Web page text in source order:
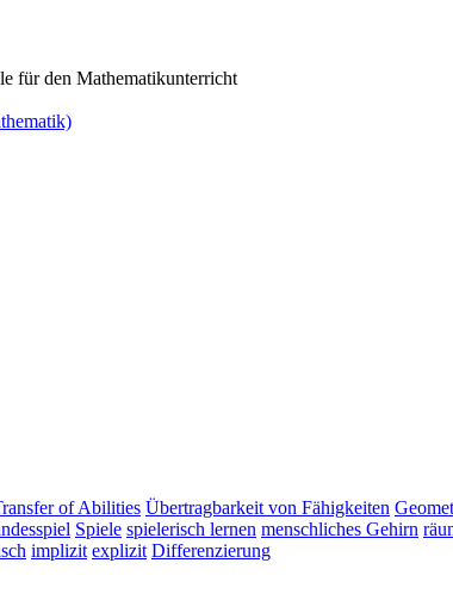
für den Mathematikunterricht
of Abilities Übertragbarkeit von Fähigkeiten
Spiele spielerisch lernen menschliches Gehirn
implizit explizit Differenzierung